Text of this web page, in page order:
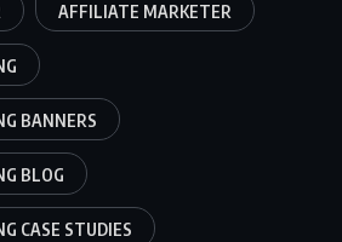
AFFILIATE MARKETER
BANNERS
BLOG
CASE STUDIES